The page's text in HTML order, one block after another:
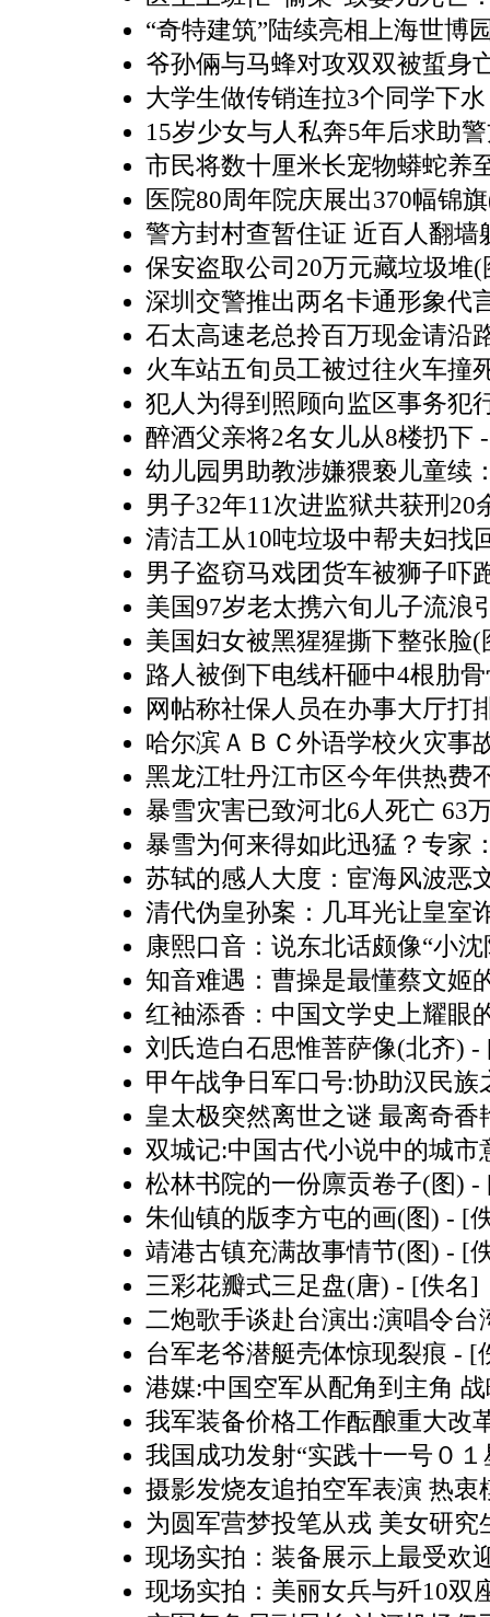
“奇特建筑”陆续亮相上海世博
爷孙倆与马蜂对攻双双被蜇身
大学生做传销连拉3个同学下水
15岁少女与人私奔5年后求助
市民将数十厘米长宠物蟒蛇养
医院80周年院庆展出370幅锦
警方封村查暂住证 近百人翻墙
保安盗取公司20万元藏垃圾堆(
深圳交警推出两名卡通形象代
石太高速老总拎百万现金请沿
火车站五旬员工被过往火车撞
犯人为得到照顾向监区事务犯
醉酒父亲将2名女儿从8楼扔下
幼儿园男助教涉嫌猥亵儿童续
男子32年11次进监狱共获刑20
清洁工从10吨垃圾中帮夫妇找
男子盗窃马戏团货车被狮子吓
美国97岁老太携六旬儿子流浪
美国妇女被黑猩猩撕下整张脸(
路人被倒下电线杆砸中4根肋
网帖称社保人员在办事大厅打
哈尔滨ＡＢＣ外语学校火灾事
黑龙江牡丹江市区今年供热费
暴雪灾害已致河北6人死亡 63
暴雪为何来得如此迅猛？专家
苏轼的感人大度：宦海风波恶
清代伪皇孙案：几耳光让皇室
康熙口音：说东北话颇像“小沈
知音难遇：曹操是最懂蔡文姬
红袖添香：中国文学史上耀眼
刘氏造白石思惟菩萨像(北齐) -
甲午战争日军口号:协助汉民族
皇太极突然离世之谜 最离奇香
双城记:中国古代小说中的城市
松林书院的一份廪贡卷子(图) -
朱仙镇的版李方屯的画(图) - [
靖港古镇充满故事情节(图) - [
三彩花瓣式三足盘(唐) - [佚名]
二炮歌手谈赴台演出:演唱令台
台军老爷潜艇壳体惊现裂痕 - [
港媒:中国空军从配角到主角
我军装备价格工作酝酿重大改
我国成功发射“实践十一号０１
摄影发烧友追拍空军表演 热衷
为圆军营梦投笔从戎 美女研究
现场实拍：装备展示上最受欢
现场实拍：美丽女兵与歼10双